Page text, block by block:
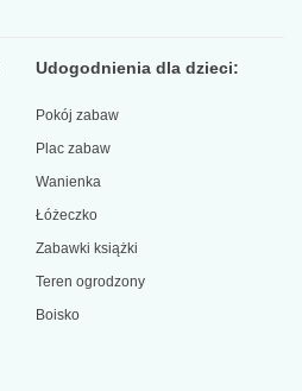
Udogodnienia dla dzieci:
Pokój zabaw
Plac zabaw
Wanienka
Łóżeczko
Zabawki książki
Teren ogrodzony
Boisko